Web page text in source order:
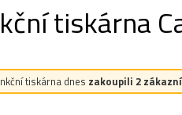
tiskárna
tiskárna dnes zakoupili 2